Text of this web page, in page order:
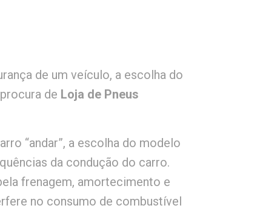
de um veículo, a escolha do
de Loja de Pneus
“andar”, a escolha do modelo
da condução do carro.
frenagem, amortecimento e
no consumo de combustível